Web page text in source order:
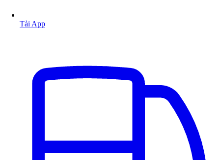
Tải App